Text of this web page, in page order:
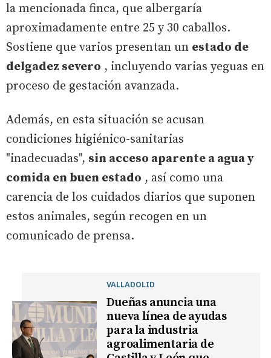
la mencionada finca, que albergaría
aproximadamente entre 25 y 30 caballos.
Sostiene que varios presentan un estado de
delgadez severo , incluyendo varias yeguas en
proceso de gestación avanzada.
Además, en esta situación se acusan
condiciones higiénico-sanitarias
"inadecuadas", sin acceso aparente a agua y
comida en buen estado , así como una
carencia de los cuidados diarios que suponen
estos animales, según recogen en un
comunicado de prensa.
VALLADOLID
Dueñas anuncia una
nueva línea de ayudas
para la industria
agroalimentaria de